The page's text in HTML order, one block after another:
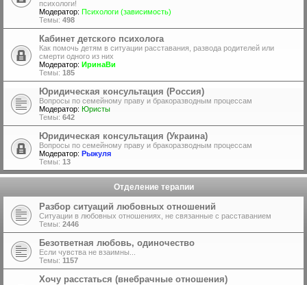
психологи!
Модератор: Психологи (зависимость)
Темы: 498
Кабинет детского психолога
Как помочь детям в ситуации расставания, развода родителей или
смерти одного из них
Модератор: ИринаВи
Темы: 185
Юридическая консультация (Россия)
Вопросы по семейному праву и бракоразводным процессам
Модератор: Юристы
Темы: 642
Юридическая консультация (Украина)
Вопросы по семейному праву и бракоразводным процессам
Модератор: Рыжуля
Темы: 13
Отделение терапии
Разбор ситуаций любовных отношений
Ситуации в любовных отношениях, не связанные с расставанием
Темы: 2446
Безответная любовь, одиночество
Если чувства не взаимны...
Темы: 1157
Хочу расстаться (внебрачные отношения)